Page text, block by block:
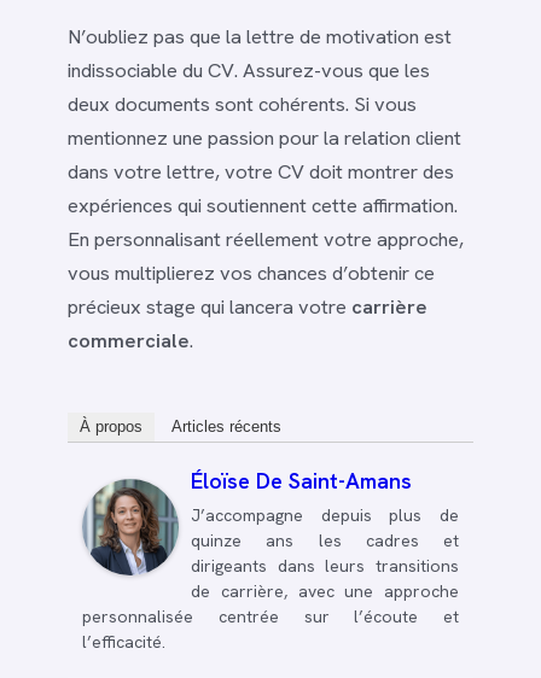
N’oubliez pas que la lettre de motivation est
indissociable du CV. Assurez-vous que les
deux documents sont cohérents. Si vous
mentionnez une passion pour la relation client
dans votre lettre, votre CV doit montrer des
expériences qui soutiennent cette affirmation.
En personnalisant réellement votre approche,
vous multiplierez vos chances d’obtenir ce
précieux stage qui lancera votre carrière
commerciale.
À propos Articles récents
Éloïse De Saint-Amans
J’accompagne depuis plus de
quinze ans les cadres et
dirigeants dans leurs transitions
de carrière, avec une approche
personnalisée centrée sur l’écoute et
l’efficacité.